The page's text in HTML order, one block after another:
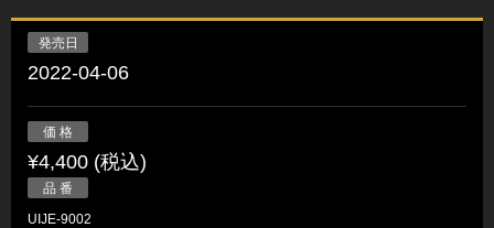
発売日
2022-04-06
価 格
¥4,400 (税込)
品 番
UIJE-9002